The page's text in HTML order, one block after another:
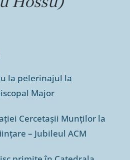
la pelerinajul la
Major
Cercetașii Munților la
– Jubileul ACM